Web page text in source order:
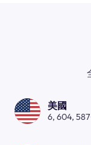
美國
6, 604,